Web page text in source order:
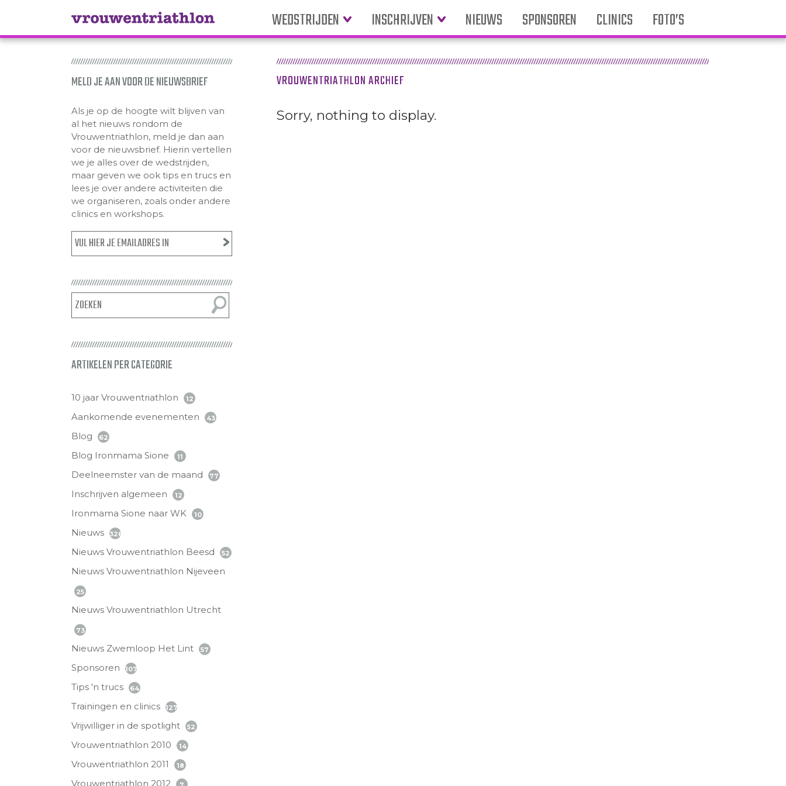
WEDSTRIJDEN INSCHRIJVEN NIEUWS SPONSOREN CLINICS FOTO’S
MELD JE AAN VOOR DE NIEUWSBRIEF
Als je op de hoogte wilt blijven van
al het nieuws rondom de
Vrouwentriathlon, meld je dan aan
voor de nieuwsbrief. Hierin vertellen
we je alles over de wedstrijden,
maar geven we ook tips en trucs en
lees je over andere activiteiten die
we organiseren, zoals onder andere
clinics en workshops.
ARTIKELEN PER CATEGORIE
10 jaar Vrouwentriathlon 12
Aankomende evenementen 43
Blog 62
Blog Ironmama Sione 11
Deelneemster van de maand 77
Inschrijven algemeen 12
Ironmama Sione naar WK 10
Nieuws 328
Nieuws Vrouwentriathlon Beesd 52
Nieuws Vrouwentriathlon Nijeveen
25
Nieuws Vrouwentriathlon Utrecht
73
Nieuws Zwemloop Het Lint 57
Sponsoren 107
Tips 'n trucs 64
Trainingen en clinics 127
Vrijwilliger in de spotlight 52
Vrouwentriathlon 2010 14
Vrouwentriathlon 2011 18
Vrouwentriathlon 2012
VROUWENTRIATHLON ARCHIEF
Sorry, nothing to display.